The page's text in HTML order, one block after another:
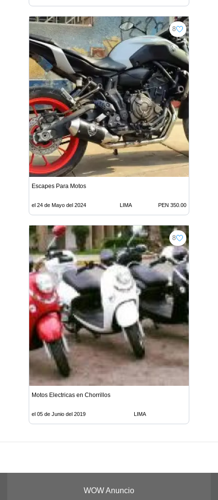
8
Escapes Para Motos
el 24 de Mayo del 2024 LIMA PEN 350.00
8
Motos Electricas en Chorrillos
el 05 de Junio del 2019 LIMA
WOW Anuncio